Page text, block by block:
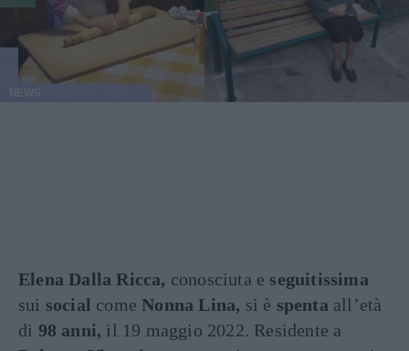
Elena Dalla Ricca, conosciuta e seguitissima
sui social comeNonna Lina, si è spenta all’età
di 98 anni, il 19 maggio 2022. Residente a